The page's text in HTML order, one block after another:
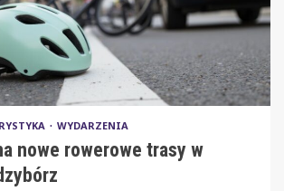
WYDARZENIA
nowe rowerowe trasy w